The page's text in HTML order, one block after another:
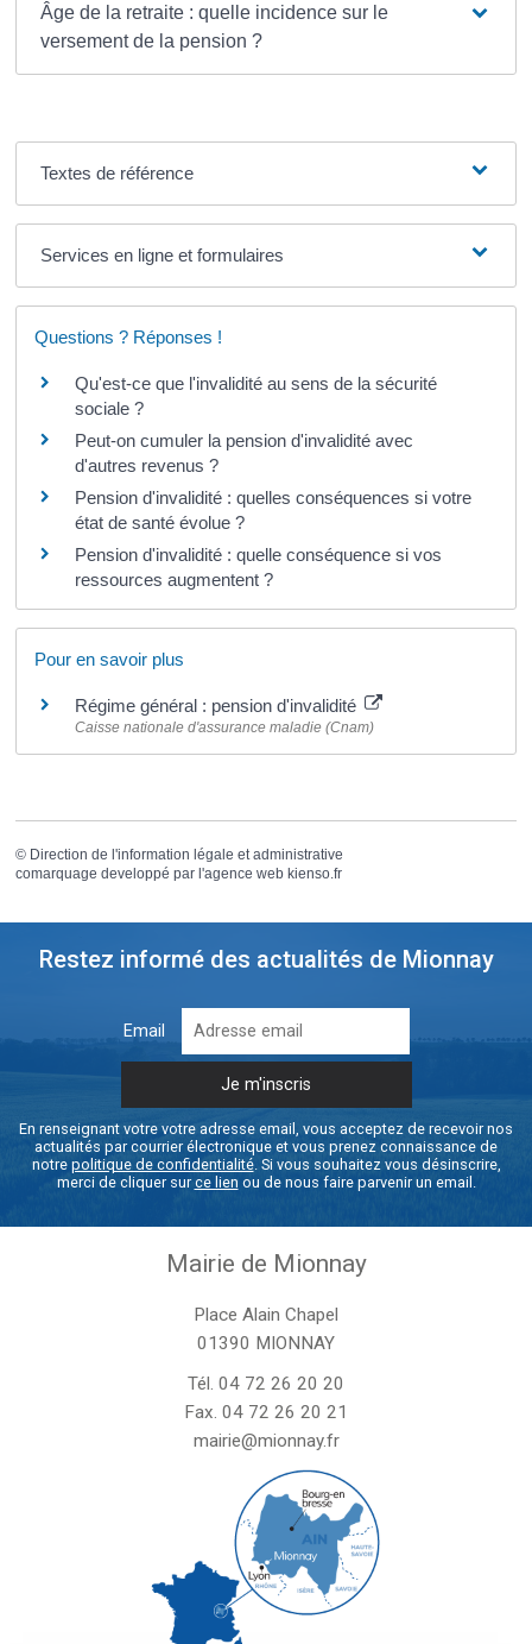
Âge de la retraite : quelle incidence sur le
versement de la pension ?
Textes de référence
Services en ligne et formulaires
Questions ? Réponses !
Qu'est-ce que l'invalidité au sens de la sécurité
sociale ?
Peut-on cumuler la pension d'invalidité avec
d'autres revenus ?
Pension d'invalidité : quelles conséquences si votre
état de santé évolue ?
Pension d'invalidité : quelle conséquence si vos
ressources augmentent ?
Pour en savoir plus
Régime général : pension d'invalidité
Caisse nationale d'assurance maladie (Cnam)
© Direction de l'information légale et administrative
comarquage developpé par l'agence web kienso.fr
Restez informé des actualités de Mionnay
Email
En renseignant votre votre adresse email, vous acceptez de recevoir nos
actualités par courrier électronique et vous prenez connaissance de
notre politique de confidentialité. Si vous souhaitez vous désinscrire,
merci de cliquer surce lien ou de nous faire parvenir un email.
Mairie de Mionnay
Place Alain Chapel
01390 MIONNAY
Tél. 04 72 26 20 20
Fax. 04 72 26 20 21
mairie@mionnay.fr